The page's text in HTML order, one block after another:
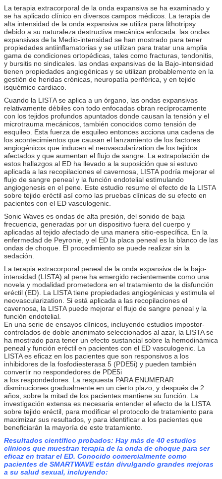
La terapia extracorporal de la onda expansiva se ha examinado y
se ha aplicado clínico en diversos campos médicos. La terapia de
alta intensidad de la onda expansiva se utiliza para lithotripsy
debido a su naturaleza destructiva mecánica enfocada. las ondas
expansivas de la Medio-intensidad se han mostrado para tener
propiedades antiinflamatorias y se utilizan para tratar una amplia
gama de condiciones ortopédicas, tales como fracturas, tendonitis,
y bursitis no sindicales. las ondas expansivas de la Bajo-intensidad
tienen propiedades angiogénicas y se utilizan probablemente en la
gestión de heridas crónicas, neuropatía periférica, y en tejido
isquémico cardiaco.
Cuando la LISTA se aplica a un órgano, las ondas expansivas
relativamente débiles con todo enfocadas obran recíprocamente
con los tejidos profundos apuntados donde causan la tensión y el
microtrauma mecánicos, también conocidos como tensión de
esquileo. Esta fuerza de esquileo entonces acciona una cadena de
los acontecimientos que causan el lanzamiento de los factores
angiogénicos que inducen el neovascularization de los tejidos
afectados y que aumentan el flujo de sangre. La extrapolación de
estos hallazgos al ED ha llevado a la suposición que si estuvo
aplicada a las recopilaciones el cavernosa, LISTA podría mejorar el
flujo de sangre peneal y la función endotelial estimulando
angiogenesis en el pene. Este estudio resume el efecto de la LISTA
sobre tejido eréctil así como las pruebas clínicas de su efecto en
pacientes con el ED vasculogenic.
Sonic Waves es ondas de alta presión, del sonido de baja
frecuencia, generadas por un dispositivo fuera del cuerpo y
aplicadas al tejido afectado de una manera sitio-específica. En la
enfermedad de Peyronie, y el ED la placa peneal es la blanco de las
ondas de choque. El procedimiento se puede realizar sin la
sedación.
La terapia extracorporal peneal de la onda expansiva de la bajo-
intensidad (LISTA) al pene ha emergido recientemente como una
novela y modalidad prometedora en el tratamiento de la disfunción
eréctil (ED). La LISTA tiene propiedades angiogénicas y estimula el
neovascularization. Si está aplicada a las recopilaciones el
cavernosa, la LISTA puede mejorar el flujo de sangre peneal y la
función endotelial.
En una serie de ensayos clínicos, incluyendo estudios impostor-
controlados de doble anonimato seleccionados al azar, la LISTA se
ha mostrado para tener un efecto sustancial sobre la hemodinámica
peneal y función eréctil en pacientes con el ED vasculogenic. La
LISTA es eficaz en los pacientes que son responsivos a los
inhibidores de la fosfodiesterasa 5 (PDE5i) y pueden también
convertir no respondedores de PDE5i
a los respondedores. La respuesta PARA ENUMERAR
disminuciones gradualmente en un cierto plazo, y después de 2
años, sobre la mitad de los pacientes mantiene su función. La
investigación extensa es necesaria entender el efecto de la LISTA
sobre tejido eréctil, para modificar el protocolo de tratamiento para
maximizar sus resultados, y para identificar a los pacientes que
beneficiarán la mayoría de este tratamiento.
Resultados científico probados: Hay más de 40 estudios
clínicos que muestran terapia de la onda de choque para ser
eficaz en tratar el ED. Conocido comercialmente como
pacientes de SMARTWAVE están divulgando grandes mejoras
a su salud sexual, incluyendo: